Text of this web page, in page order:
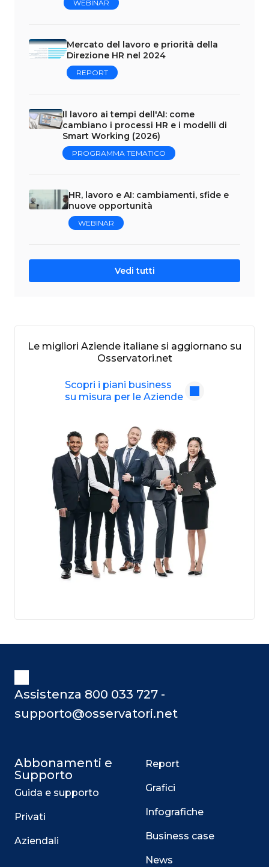
WEBINAR
Mercato del lavoro e priorità della
Direzione HR nel 2024
REPORT
Il lavoro ai tempi dell'AI: come
cambiano i processi HR e i modelli di
Smart Working (2026)
PROGRAMMA TEMATICO
HR, lavoro e AI: cambiamenti, sfide e
nuove opportunità
WEBINAR
Vedi tutti
Le migliori Aziende italiane si aggiornano su
Osservatori.net
Scopri i piani business
su misura per le Aziende
Assistenza 800 033 727 -
supporto@osservatori.net
Abbonamenti e
Supporto
Guida e supporto
Privati
Aziendali
Report
Grafici
Infografiche
Business case
News